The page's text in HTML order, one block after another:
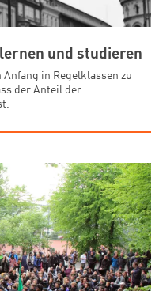
und studieren
in Regelklassen zu
der Anteil der